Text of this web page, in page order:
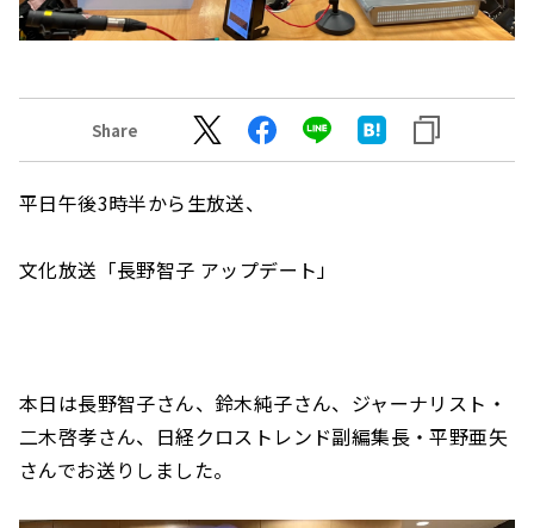
Share
平日午後3時半から生放送、
文化放送「長野智子 アップデート」
本日は長野智子さん、鈴木純子さん、ジャーナリスト・
二木啓孝さん、日経クロストレンド副編集長・平野亜矢
さんでお送りしました。